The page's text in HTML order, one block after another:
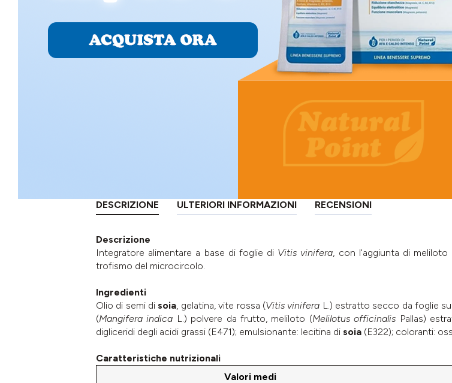
DESCRIZIONE ULTERIORI INFORMAZIONI RECENSIONI
Descrizione
Integratore alimentare a base di foglie di Vitis vinifera, con l'aggiunta di
trofismo del microcircolo.
Ingredienti
Olio di semi disoia, gelatina, vite rossa (Vitis vinifera L.) estratto secco da foglie
(Mangifera indica L.) polvere da frutto, meliloto (Melilotus officinalis Pallas)
digliceridi degli acidi grassi (E471); emulsionante: lecitina di soia (E322); coloranti:
Caratteristiche nutrizionali
Valori medi